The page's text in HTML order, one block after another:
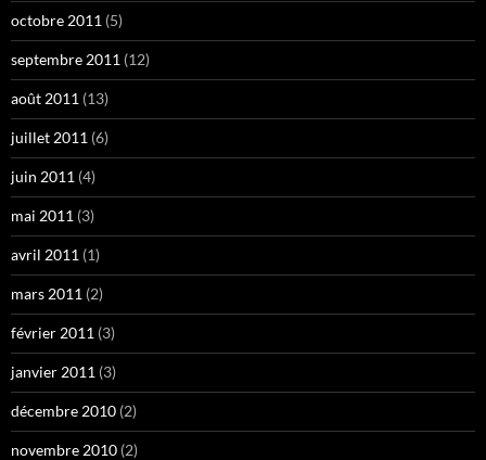
octobre 2011 (5)
septembre 2011 (12)
août 2011 (13)
juillet 2011 (6)
juin 2011 (4)
mai 2011 (3)
avril 2011 (1)
mars 2011 (2)
février 2011 (3)
janvier 2011 (3)
décembre 2010 (2)
novembre 2010 (2)